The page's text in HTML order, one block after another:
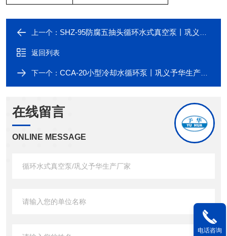
上一个： SHZ-95防腐五抽头循环水式真空泵丨巩义予华*
返回列表
下一个： CCA-20小型冷却水循环泵丨巩义予华生产厂家
在线留言
ONLINE MESSAGE
电话咨询